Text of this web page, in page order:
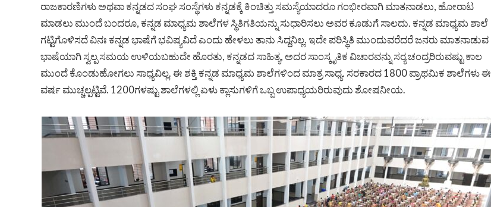
ರಾಜಕಾರಣಿಗಳು ಅಥವಾ ಕನ್ನಡದ ಸಂಘ ಸಂಸ್ಥೆಗಳು ಕನ್ನಡಕ್ಕೆ ಕಿಂಚಿತ್ತು ಸಮಸ್ಯೆಯಾದರೂ ಗಂಭೀರವಾಗಿ ಮಾತನಾಡಲು, ಹೋರಾಟ
ಮಾಡಲು ಮುಂದೆ ಬಂದರೂ, ಕನ್ನಡ ಮಾಧ್ಯಮ ಶಾಲೆಗಳ ಸ್ಥಿತಿಗತಿಯನ್ನು ಸುಧಾರಿಸಲು ಅವರ ಕೂಡುಗೆ ಸಾಲದು. ಕನ್ನಡ ಮಾಧ್ಯಮ ಶಾಲೆ
ಗಟ್ಟಿಗೊಳಿಸದೆ ವಿನಃ ಕನ್ನಡ ಭಾಷೆಗೆ ಭವಿಷ್ಯವಿದೆ ಎಂದು ಹೇಳಲು ತಾನು ಸಿದ್ದನಿಲ್ಲ. ಇದೇ ಪರಿಸ್ಥಿತಿ ಮುಂದುವರೆದರೆ ಜನರು ಮಾತನಾಡುವ
ಭಾಷೆಯಾಗಿ ಸ್ವಲ್ಪ ಸಮಯ ಉಳಿಯಬಹುದೇ ಹೊರತು, ಕನ್ನಡದ ಸಾಹಿತ್ಯ, ಅದರ ಸಾಂಸ್ಕೃತಿಕ ವಿಚಾರವನ್ನು ಸರ‍್ಯ ಚಂದ್ರರಿರುವಷ್ಟು ಕಾಲ
ಮುಂದೆ ಕೊಂಡುಹೋಗಲು ಸಾಧ್ಯವಿಲ್ಲ. ಈ ಶಕ್ತಿ ಕನ್ನಡ ಮಾಧ್ಯಮ ಶಾಲೆಗಳಿಂದ ಮಾತ್ರ ಸಾಧ್ಯ. ಸರಕಾರದ 1800 ಪ್ರಾಥಮಿಕ ಶಾಲೆಗಳು ಈ
ವರ್ಷ ಮುಚ್ಚಲ್ಪಟ್ಟಿವೆ. 1200ಗಳಷ್ಟು ಶಾಲೆಗಳಲ್ಲಿ ಏಳು ಕ್ಲಾಸುಗಳಿಗೆ ಒಬ್ಬ ಉಪಾಧ್ಯಯರಿರುವುದು ಶೋಷನೀಯ.